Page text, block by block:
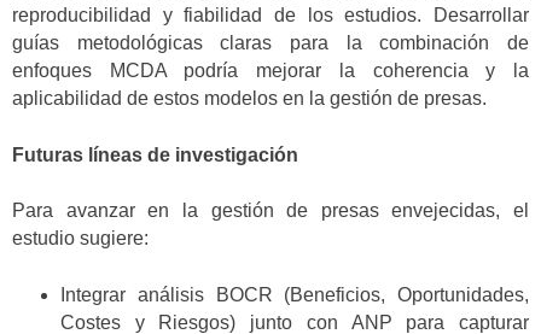
reproducibilidad y fiabilidad de los estudios. Desarrollar
guías metodológicas claras para la combinación de
enfoques MCDA podría mejorar la coherencia y la
aplicabilidad de estos modelos en la gestión de presas.
Futuras líneas de investigación
Para avanzar en la gestión de presas envejecidas, el
estudio sugiere:
Integrar análisis BOCR (Beneficios, Oportunidades,
Costes y Riesgos) junto con ANP para capturar